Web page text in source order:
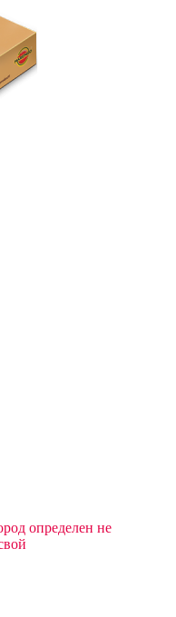
определен не